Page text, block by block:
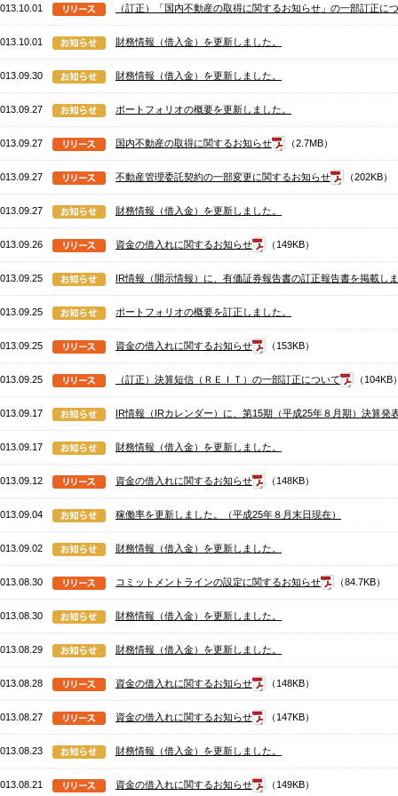
（訂正）「国内不動産の取得に関するお知らせ」の一部訂正に
財務情報（借入金）を更新しました。
財務情報（借入金）を更新しました。
ポートフォリオの概要を更新しました。
国内不動産の取得に関するお知らせ （2.7MB）
不動産管理委託契約の一部変更に関するお知らせ （202KB）
財務情報（借入金）を更新しました。
資金の借入れに関するお知らせ （149KB）
IR情報（開示情報）に、有価証券報告書の訂正報告書を掲載しま
ポートフォリオの概要を訂正しました。
資金の借入れに関するお知らせ （153KB）
（訂正）決算短信（ＲＥＩＴ）の一部訂正について （104KB）
IR情報（IRカレンダー）に、第15期（平成25年８月期）決算発
財務情報（借入金）を更新しました。
資金の借入れに関するお知らせ （148KB）
稼働率を更新しました。（平成25年８月末日現在）
財務情報（借入金）を更新しました。
コミットメントラインの設定に関するお知らせ （84.7KB）
財務情報（借入金）を更新しました。
財務情報（借入金）を更新しました。
資金の借入れに関するお知らせ （148KB）
資金の借入れに関するお知らせ （147KB）
財務情報（借入金）を更新しました。
資金の借入れに関するお知らせ （149KB）